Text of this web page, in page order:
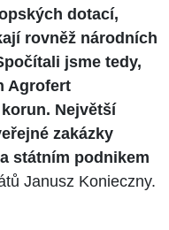
dotací,
rovněž národních
jsme tedy,
Agrofert
Největší
zakázky
státním podnikem
Janusz Konieczny.